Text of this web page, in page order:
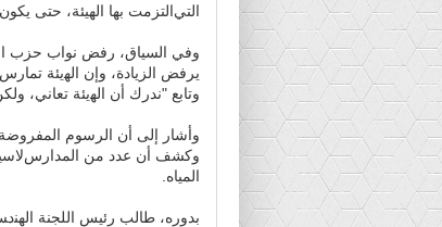
ﺍﻟﺘﻲﺍﻟﺘﺰﻣﺖ ﺑﻬﺎ الهيئة، حتى
وفي ﺍﻟﺴﻴﺎﻕ، ﺭﻓﺾ ﻧﻮﺍﺏ ﺣﺰﺏ
ﻳﺮﻓﺾ ﺍﻟﺰﻳﺎﺩﺓ، وإﻥ ﺍﻟﻬيئة
ﻭﺗﺎﺑﻊ "ﻧﺪﺭﻙ أﻥ ﺍﻟﻬيئة ﺗﻌﺎﻧﻲ،
وأشار إلى أن ﺍﻟﺮﺳﻮﻡ ﺍﻟﻤﻔﺮﻭﺿﺔ
ﻭﻛﺸﻒ أﻥ ﻋﺪﺩ ﻣﻦ
ﺍﻟﻤﻴﺎﻩ.
بدوره، ﻃﺎﻟﺐ ﺭﺋﻴﺲ ﺍﻟﻠﺠﻨﺔ